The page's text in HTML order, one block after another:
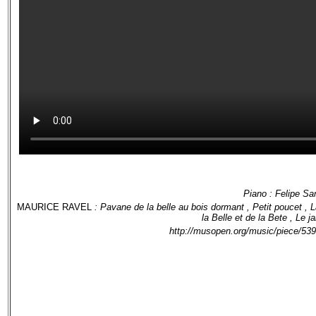
Piano : Felipe
MAURICE RAVEL : Pavane de la belle au bois dormant , Petit poucet ,
la Belle et de la Bete , Le
http://musopen.org/music/piece/